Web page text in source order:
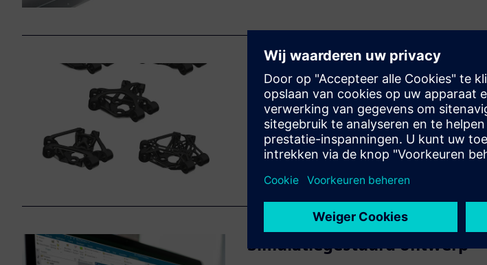
Generatief ontwerp
Generatief ontwerp maakt gebruik van AI om
creëren op basis van beperkingen, waarbij wordt
gewicht, kosten en efficiëntie. Ingenieurs kunnen
waardoor het proces wordt versneld en
Simulatiegestuurd ontwerp